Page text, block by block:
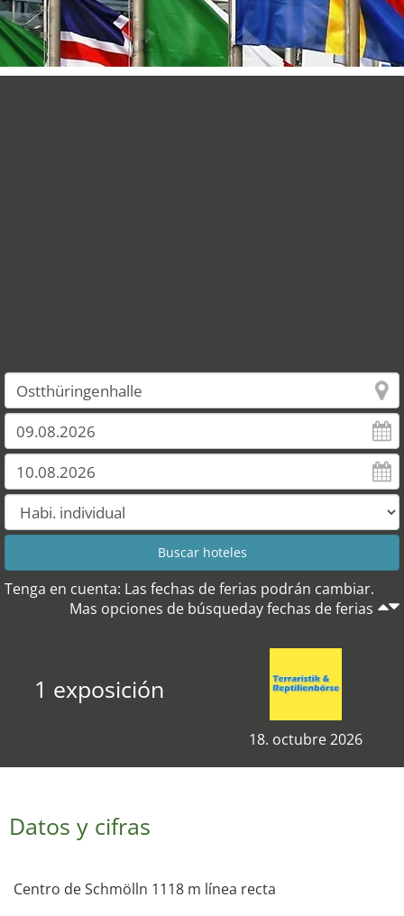
Tenga en cuenta: Las fechas de ferias podrán cambiar.
Mas opciones de búsqueday fechas de ferias
1 exposición
18. octubre 2026
Datos y cifras
Centro de Schmölln 1118 m línea recta